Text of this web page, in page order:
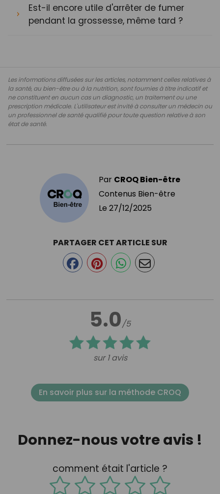
Est-il encore utile d'arrêter de fumer
pendant la grossesse, même tard ?
Les informations diffusées sur les articles, notamment celles relatives à
la santé, au bien-être ou à la nutrition, sont fournies à titre indicatif et
ne constituent en aucun cas un diagnostic, un traitement ou une
prescription médicale. L'utilisateur est invité à consulter un médecin ou
un professionnel de santé qualifié pour toute question relative à son
état de santé.
Par CROQ Bien-être
Contenus Bien-être
Le 27/12/2025
5.0/5
sur 1 avis
PARTAGER CET ARTICLE SUR
En savoir plus sur la méthode CROQ
Donnez-nous votre avis !
comment était l'article ?